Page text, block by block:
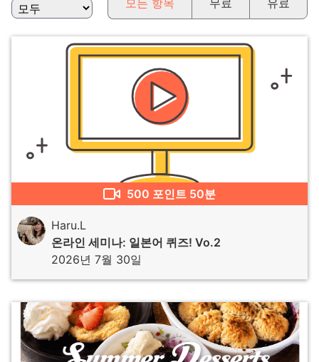
500 포인트50분
Haru.L
온라인 세미나: 일본어 퀴즈! Vo.2
2026년 7월 30일